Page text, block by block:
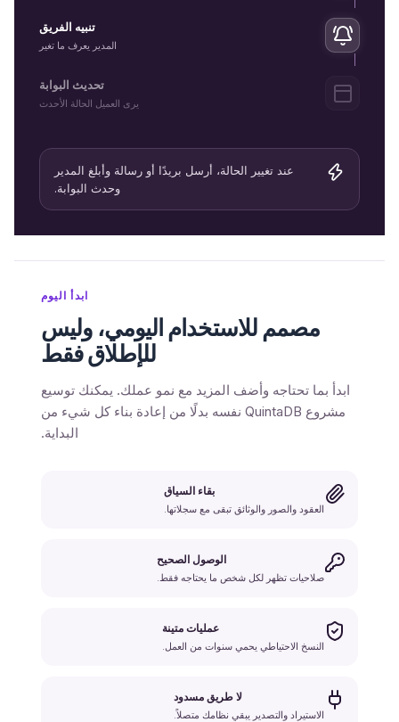
تنبيه الفريق
المدير يعرف ما تغير
تحديث البوابة
يرى العميل الحالة الأحدث
عند تغيير الحالة، أرسل بريدًا أو رسالة وأبلغ المدير
وحدث البوابة.
ابدأ اليوم
مصمم للاستخدام اليومي، وليس
للإطلاق فقط
ابدأ بما تحتاجه وأضف المزيد مع نمو عملك. يمكنك توسيع
مشروع QuintaDB نفسه بدلًا من إعادة بناء كل شيء من
البداية.
بقاء السياق
العقود والصور والوثائق تبقى مع سجلاتها.
الوصول الصحيح
صلاحيات تظهر لكل شخص ما يحتاجه فقط.
عمليات متينة
النسخ الاحتياطي يحمي سنوات من العمل.
لا طريق مسدود
الاستيراد والتصدير يبقي نظامك متصلاً.